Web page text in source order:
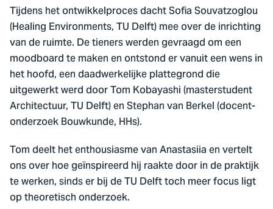
Tijdens het ontwikkelproces dacht Sofia Souvatzoglou
(Healing Environments, TU Delft) mee over de inrichting
van de ruimte. De tieners werden gevraagd om een
moodboard te maken en ontstond er vanuit een wens in
het hoofd, een daadwerkelijke plattegrond die
uitgewerkt werd door Tom Kobayashi (masterstudent
Architectuur, TU Delft) en Stephan van Berkel (docent-
onderzoek Bouwkunde, HHs).
Tom deelt het enthousiasme van Anastasiia en vertelt
ons over hoe geïnspireerd hij raakte door in de praktijk
te werken, sinds er bij de TU Delft toch meer focus ligt
op theoretisch onderzoek.